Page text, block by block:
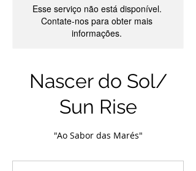
Esse serviço não está disponível.
Contate-nos para obter mais
informações.
Nascer do Sol/
Sun Rise
"Ao Sabor das Marés"